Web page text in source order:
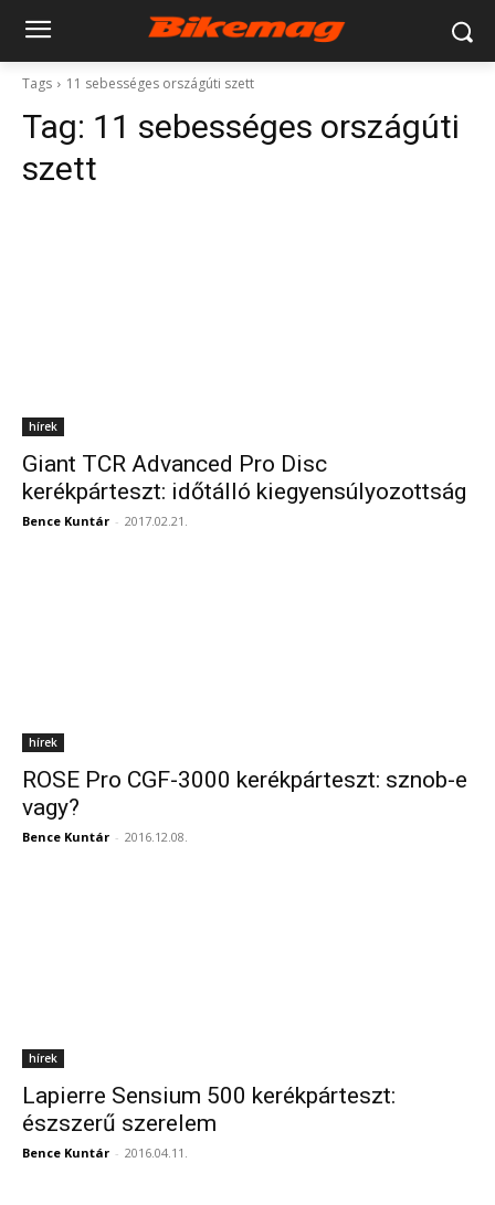
Tags 11 sebességes országúti szett
Tag: 11 sebességes országúti
szett
hírek
Giant TCR Advanced Pro Disc
kerékpárteszt: időtálló kiegyensúlyozottság
Bence Kuntár - 2017.02.21.
hírek
ROSE Pro CGF-3000 kerékpárteszt: sznob-e
vagy?
Bence Kuntár - 2016.12.08.
hírek
Lapierre Sensium 500 kerékpárteszt:
észszerű szerelem
Bence Kuntár - 2016.04.11.